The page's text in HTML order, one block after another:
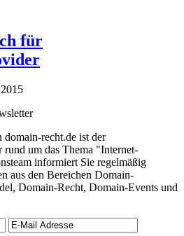
für
recht.de ist der
rund um das Thema "Internet-
informiert Sie regelmäßig
aus den Bereichen Domain-
Domain-Recht, Domain-Events und